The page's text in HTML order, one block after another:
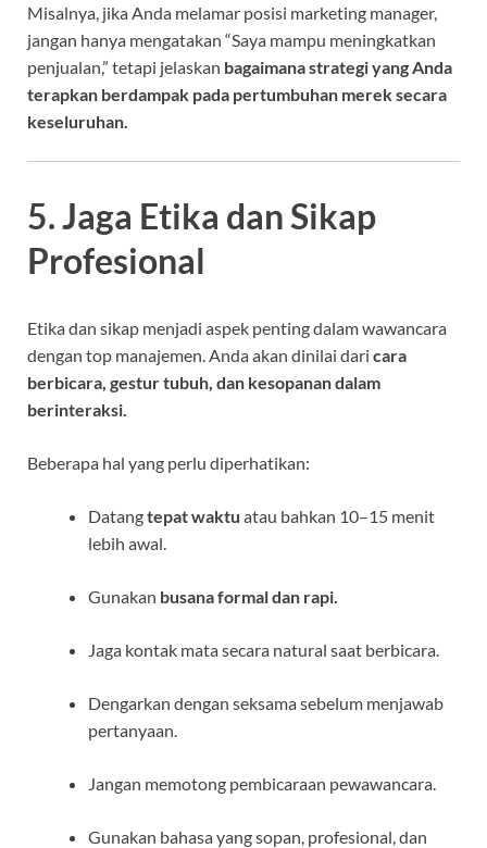
Misalnya, jika Anda melamar posisi marketing manager,
jangan hanya mengatakan “Saya mampu meningkatkan
penjualan,” tetapi jelaskan bagaimana strategi yang Anda
terapkan berdampak pada pertumbuhan merek secara
keseluruhan.
5. Jaga Etika dan Sikap
Profesional
Etika dan sikap menjadi aspek penting dalam wawancara
dengan top manajemen. Anda akan dinilai dari cara
berbicara, gestur tubuh, dan kesopanan dalam
berinteraksi.
Beberapa hal yang perlu diperhatikan:
Datangtepat waktu atau bahkan 10–15 menit
lebih awal.
Gunakan busana formal dan rapi.
Jaga kontak mata secara natural saat berbicara.
Dengarkan dengan seksama sebelum menjawab
pertanyaan.
Jangan memotong pembicaraan pewawancara.
Gunakan bahasa yang sopan, profesional, dan